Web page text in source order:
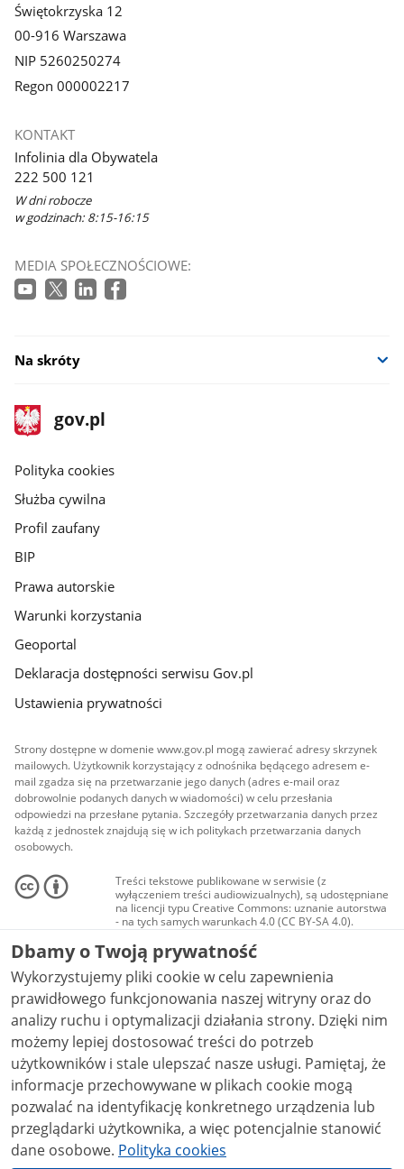
Świętokrzyska 12
00-916 Warszawa
NIP 5260250274
Regon 000002217
KONTAKT
Infolinia dla Obywatela
222 500 121
W dni robocze
w godzinach: 8:15-16:15
MEDIA SPOŁECZNOŚCIOWE:
Na skróty
stopka
gov.pl
Strona
gov.pl
gov.pl
Polityka cookies
Służba cywilna
Profil zaufany
BIP
Prawa autorskie
Warunki korzystania
Geoportal
Deklaracja dostępności serwisu Gov.pl
Ustawienia prywatności
Strony dostępne w domenie www.gov.pl mogą zawierać adresy skrzynek
mailowych. Użytkownik korzystający z odnośnika będącego adresem e-
mail zgadza się na przetwarzanie jego danych (adres e-mail oraz
dobrowolnie podanych danych w wiadomości) w celu przesłania
odpowiedzi na przesłane pytania. Szczegóły przetwarzania danych przez
każdą z jednostek znajdują się w ich politykach przetwarzania danych
osobowych.
Treści tekstowe publikowane w serwisie (z
wyłączeniem treści audiowizualnych), są udostępniane
na licencji typu Creative Commons: uznanie autorstwa
- na tych samych warunkach 4.0 (CC BY-SA 4.0).
Materiały audiowizualne, w tym zdjęcia, materiały
audio i wideo, są udostępniane na licencji typu
Creative Commons: uznanie autorstwa użycie
niekomercyjne - bez utworów zależnych 4.0 (CC BY-
NC-ND 4.0), o ile nie jest to stwierdzone inaczej.
Dbamy o Twoją prywatność
Wykorzystujemy pliki cookie w celu zapewnienia
prawidłowego funkcjonowania naszej witryny oraz do
analizy ruchu i optymalizacji działania strony. Dzięki nim
możemy lepiej dostosować treści do potrzeb
użytkowników i stale ulepszać nasze usługi. Pamiętaj, że
informacje przechowywane w plikach cookie mogą
pozwalać na identyfikację konkretnego urządzenia lub
przeglądarki użytkownika, a więc potencjalnie stanowić
dane osobowe. Polityka cookies